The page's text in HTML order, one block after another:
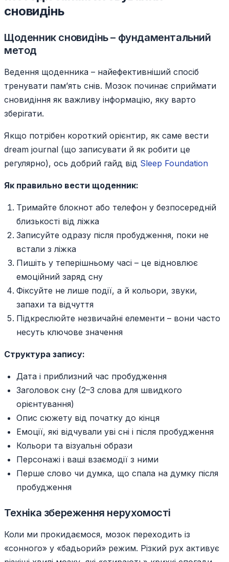
сновидінь
Щоденник сновидінь – фундаментальний
метод
Ведення щоденника – найефективніший спосіб
тренувати пам’ять снів. Мозок починає сприймати
сновидіння як важливу інформацію, яку варто
зберігати.
Якщо потрібен короткий орієнтир, як саме вести
dream journal (що записувати й як робити це
регулярно), ось добрий гайд від Sleep Foundation
Як правильно вести щоденник:
Тримайте блокнот або телефон у безпосередній
близькості від ліжка
Записуйте одразу після пробудження, поки не
встали з ліжка
Пишіть у теперішньому часі – це відновлює
емоційний заряд сну
Фіксуйте не лише події, а й кольори, звуки,
запахи та відчуття
Підкреслюйте незвичайні елементи – вони часто
несуть ключове значення
Структура запису:
Дата і приблизний час пробудження
Заголовок сну (2–3 слова для швидкого
орієнтування)
Опис сюжету від початку до кінця
Емоції, які відчували уві сні і після пробудження
Кольори та візуальні образи
Персонажі і ваші взаємодії з ними
Перше слово чи думка, що спала на думку після
пробудження
Техніка збереження нерухомості
Коли ми прокидаємося, мозок переходить із
«сонного» у «бадьорий» режим. Різкий рух активує